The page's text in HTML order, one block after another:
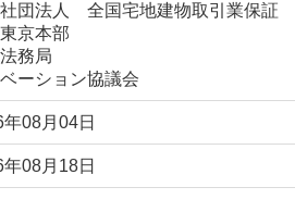
団法人 全国宅地建物取引業保証
京本部
務局
ーション協議会
年08月04日
年08月18日